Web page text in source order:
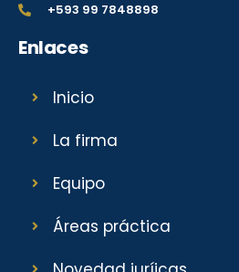
+593 99 7848898
Enlaces
Inicio
La firma
Equipo
Áreas práctica